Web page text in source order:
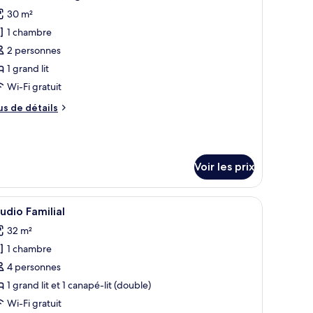
:
30 m²
1 chambre
2 personnes
1 grand lit
Wi-Fi gratuit
de détails
Voir les prix
de bar.
et une chaise. Une chambre d’hôtel moderne avec un
10 Familial
32 m²
1 chambre
4 personnes
1 grand lit et 1 canapé-lit (double)
Wi-Fi gratuit